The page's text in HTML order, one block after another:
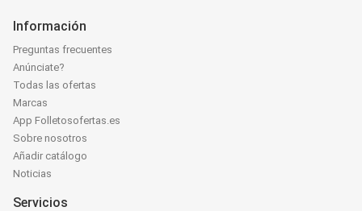
Información
Preguntas frecuentes
Anúnciate?
Todas las ofertas
Marcas
App Folletosofertas.es
Sobre nosotros
Añadir catálogo
Noticias
Servicios